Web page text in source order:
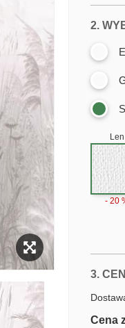
2.
Len
- 20
3.
Cena